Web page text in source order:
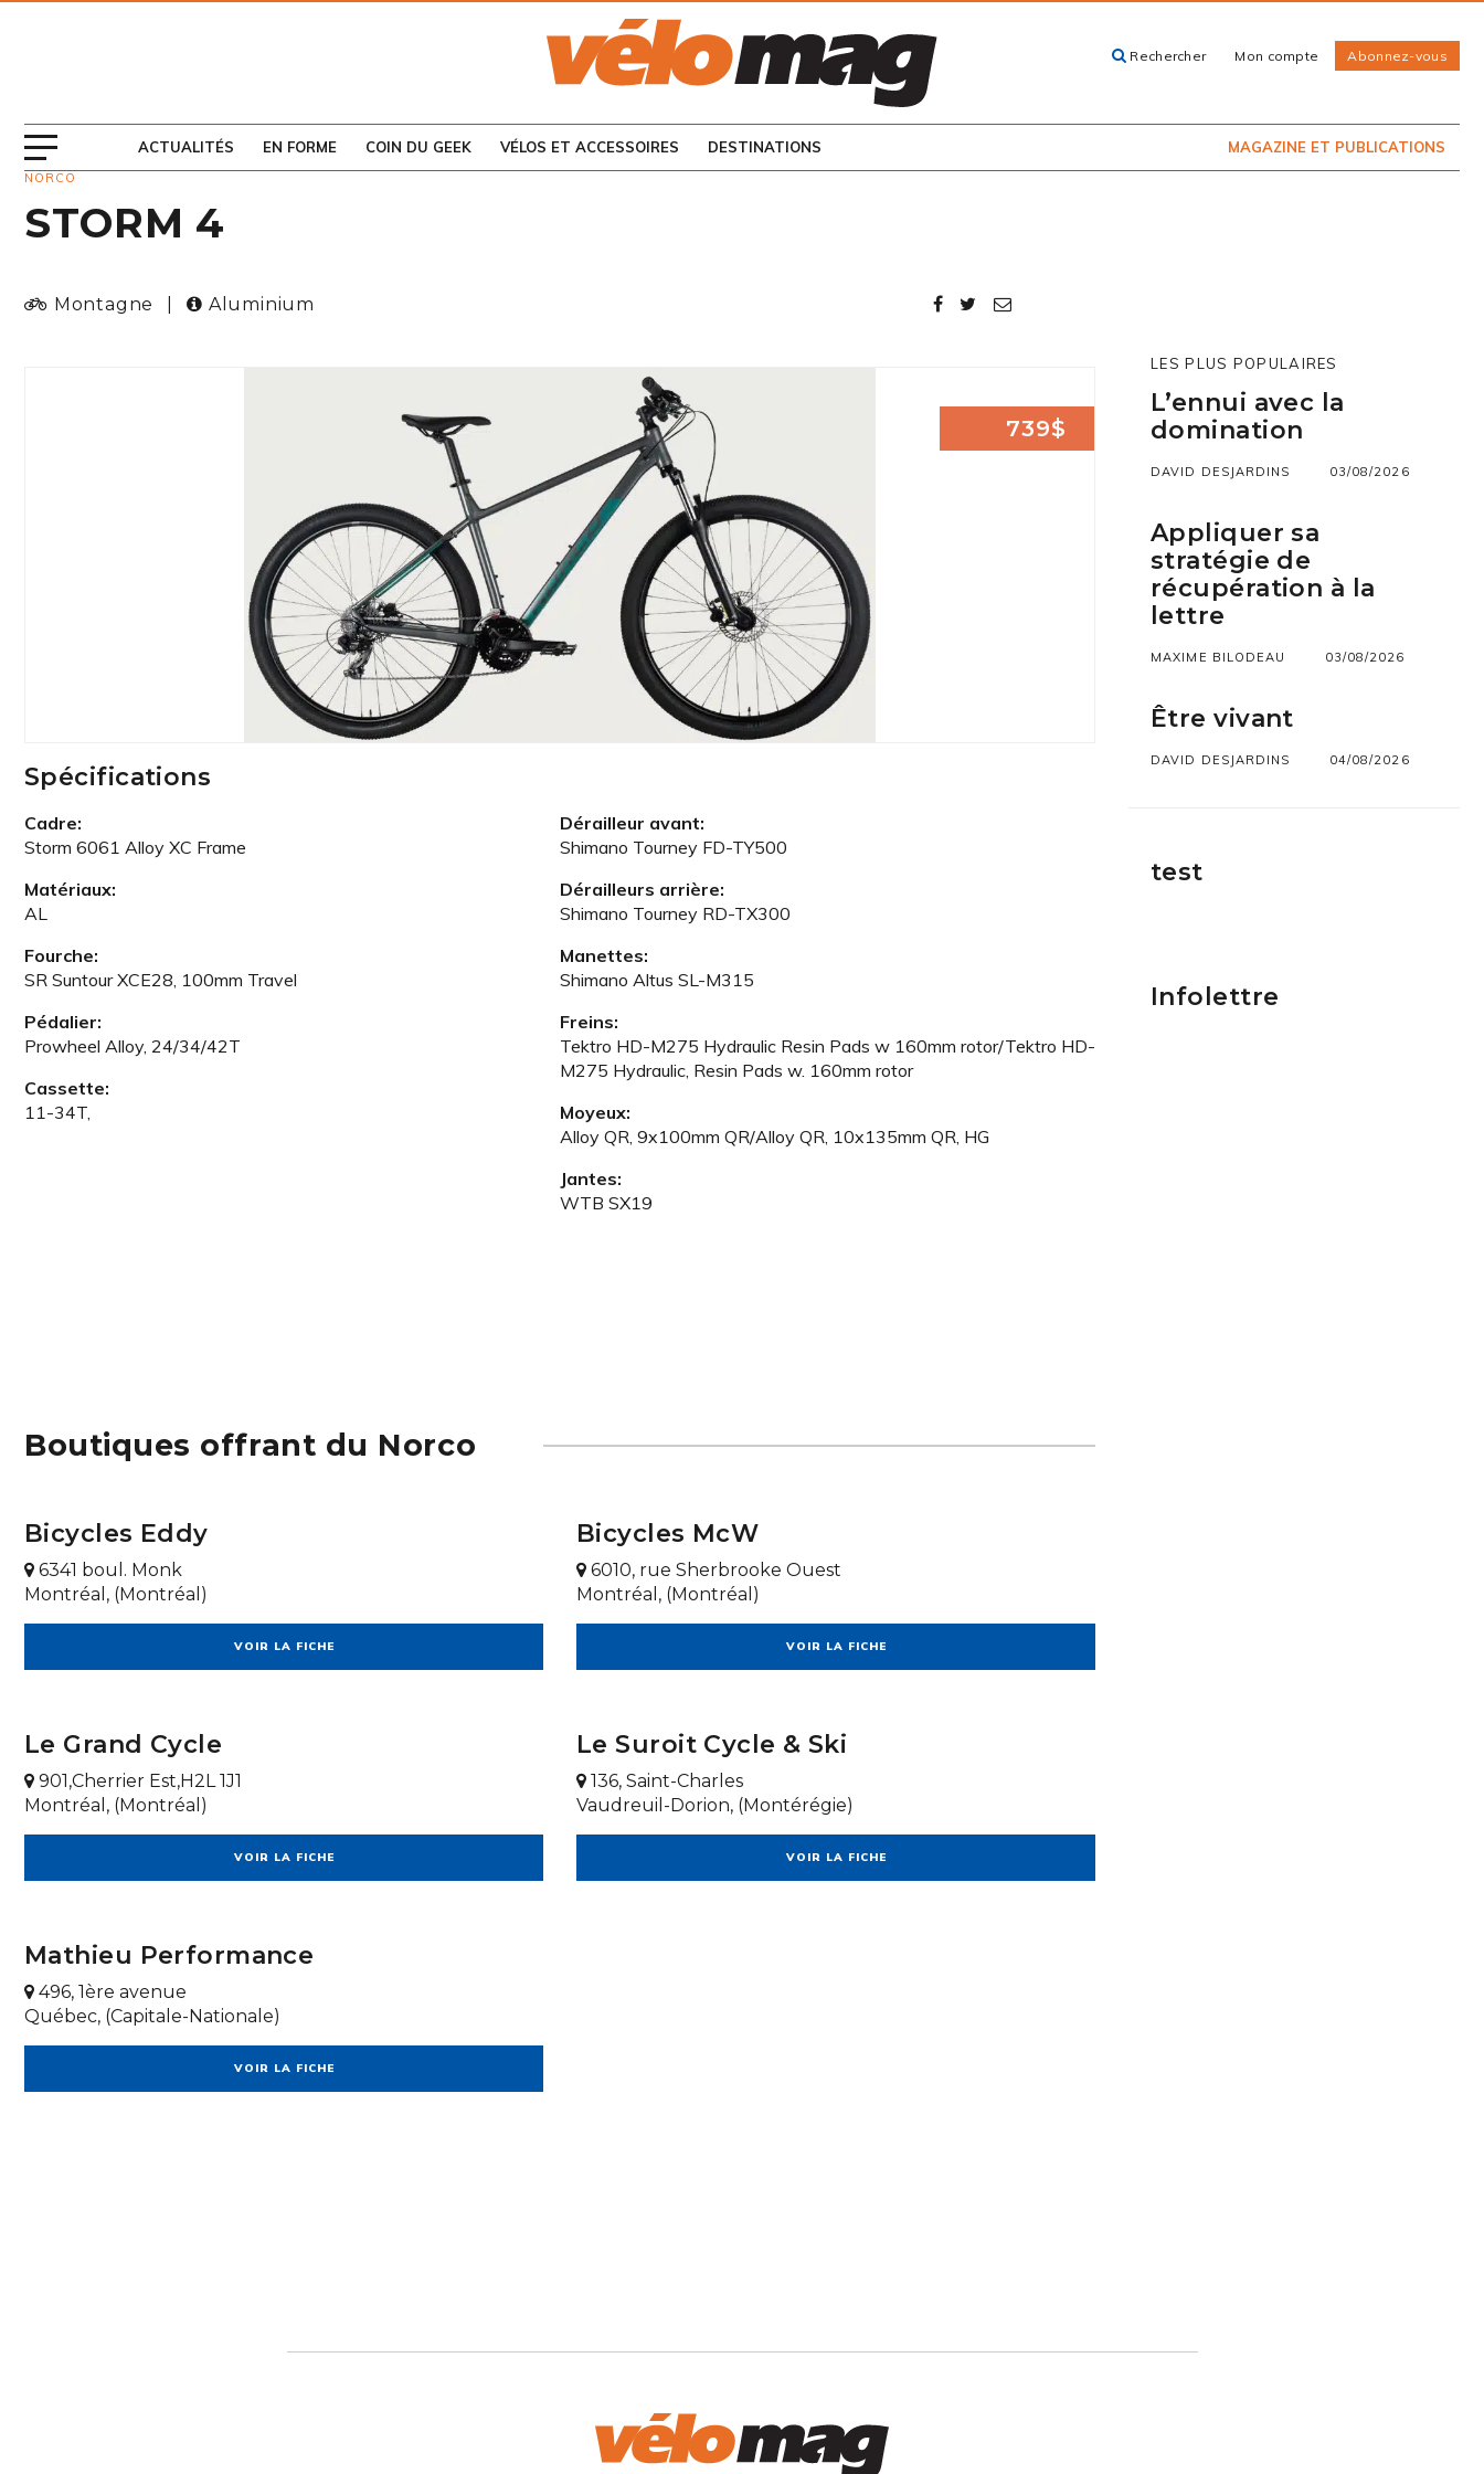
Rechercher Mon compte Abonnez-vous
ACTUALITÉS EN FORME COIN DU GEEK VÉLOS ET ACCESSOIRES DESTINATIONS MAGAZINE ET PUBLICATIONS
CONSULTEZ LES
EN KIOSQUE
NORCO
STORM 4
Montagne Aluminium
739$
Spécifications
Cadre:
Storm 6061 Alloy XC Frame
Matériaux:
AL
Fourche:
SR Suntour XCE28, 100mm Travel
Pédalier:
Prowheel Alloy, 24/34/42T
Cassette:
11-34T,
Dérailleur avant:
Shimano Tourney FD-TY500
Dérailleurs arrière:
Shimano Tourney RD-TX300
Manettes:
Shimano Altus SL-M315
Freins:
Tektro HD-M275 Hydraulic Resin Pads w 160mm rotor/Tektro HD-
M275 Hydraulic, Resin Pads w. 160mm rotor
Moyeux:
Alloy QR, 9x100mm QR/Alloy QR, 10x135mm QR, HG
Jantes:
WTB SX19
Boutiques offrant du Norco
Bicycles Eddy
6341 boul. Monk
Montréal, (Montréal)
VOIR LA FICHE
Bicycles McW
6010, rue Sherbrooke Ouest
Montréal, (Montréal)
VOIR LA FICHE
Le Grand Cycle
901,Cherrier Est,H2L 1J1
Montréal, (Montréal)
VOIR LA FICHE
Le Suroit Cycle & Ski
136, Saint-Charles
Vaudreuil-Dorion, (Montérégie)
VOIR LA FICHE
Mathieu Performance
496, 1ère avenue
Québec, (Capitale-Nationale)
VOIR LA FICHE
LES PLUS POPULAIRES
L’ennui avec la
domination
DAVID DESJARDINS 03/08/2026
Appliquer sa
stratégie de
récupération à la
lettre
MAXIME BILODEAU 03/08/2026
Être vivant
DAVID DESJARDINS 04/08/2026
test
Infolettre